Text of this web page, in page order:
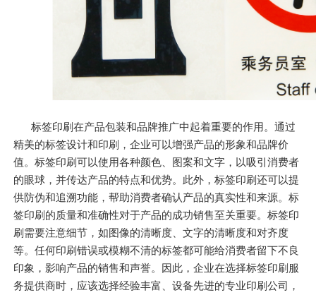
标签印刷在产品包装和品牌推广中起着重要的作用。通过
精美的标签设计和印刷，企业可以增强产品的形象和品牌价
值。标签印刷可以使用各种颜色、图案和文字，以吸引消费者
的眼球，并传达产品的特点和优势。此外，标签印刷还可以提
供防伪和追溯功能，帮助消费者确认产品的真实性和来源。标
签印刷的质量和准确性对于产品的成功销售至关重要。标签印
刷需要注意细节，如图像的清晰度、文字的清晰度和对齐度
等。任何印刷错误或模糊不清的标签都可能给消费者留下不良
印象，影响产品的销售和声誉。因此，企业在选择标签印刷服
务提供商时，应该选择经验丰富、设备先进的专业印刷公司，